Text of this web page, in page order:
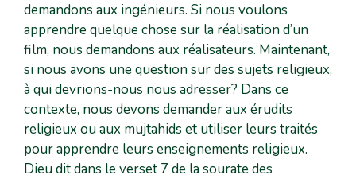
demandons aux ingénieurs. Si nous voulons
apprendre quelque chose sur la réalisation d’un
film, nous demandons aux réalisateurs. Maintenant,
si nous avons une question sur des sujets religieux,
à qui devrions-nous nous adresser? Dans ce
contexte, nous devons demander aux érudits
religieux ou aux mujtahids et utiliser leurs traités
pour apprendre leurs enseignements religieux.
Dieu dit dans le verset 7 de la sourate des